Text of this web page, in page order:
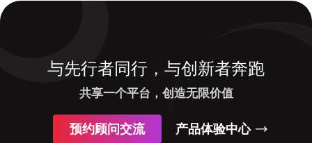
与先行者同行，与创新者奔跑
共享一个平台，创造无限价值
预约顾问交流 产品体验中心